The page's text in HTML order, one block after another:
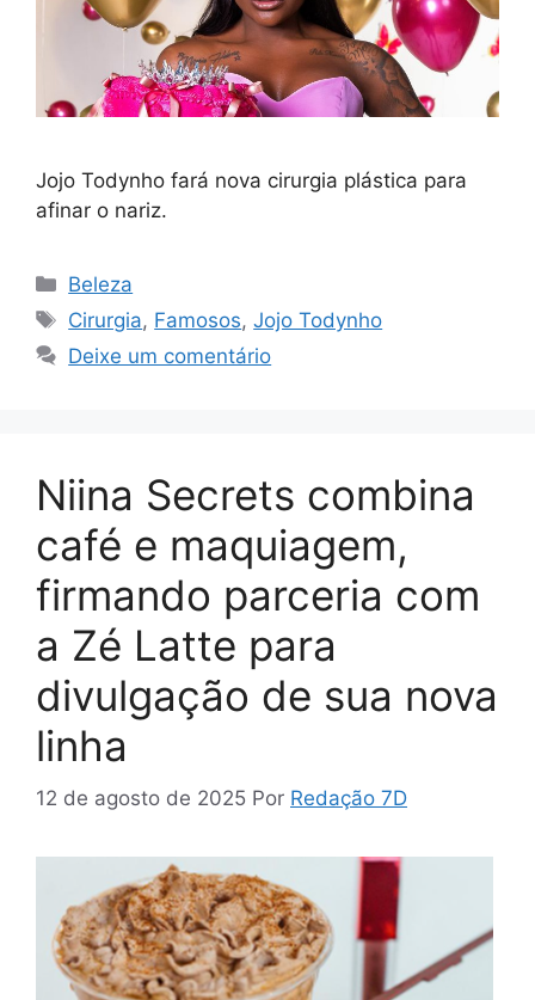
Jojo Todynho fará nova cirurgia plástica para
afinar o nariz.
Categorias
Beleza
Tags
Cirurgia, Famosos,Jojo Todynho
Deixe um comentário
Niina Secrets combina
café e maquiagem,
firmando parceria com
a Zé Latte para
divulgação de sua nova
linha
12 de agosto de 2025 Por Redação 7D